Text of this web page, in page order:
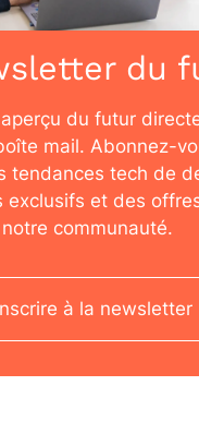
du
du futur
mail. Abonnez-
tendances tech de
exclusifs et des
communauté.
à la newsletter